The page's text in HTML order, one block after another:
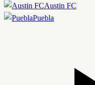
Austin FC
Puebla